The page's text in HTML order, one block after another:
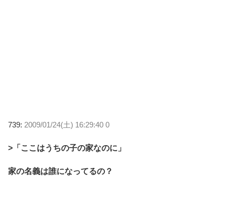
739: 2009/01/24(土) 16:29:40 0
>「ここはうちの子の家なのに」
家の名義は誰になってるの？